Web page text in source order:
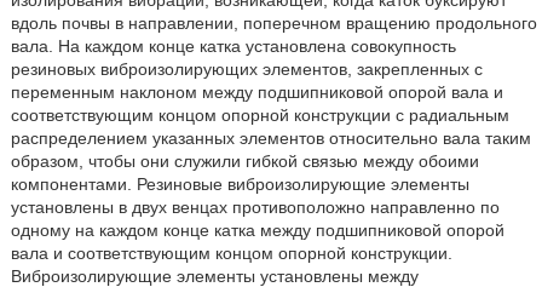
вдоль почвы в направлении, поперечном вращению продольного
вала. На каждом конце катка установлена совокупность
резиновых виброизолирующих элементов, закрепленных с
переменным наклоном между подшипниковой опорой вала и
соответствующим концом опорной конструкции с радиальным
распределением указанных элементов относительно вала таким
образом, чтобы они служили гибкой связью между обоими
компонентами. Резиновые виброизолирующие элементы
установлены в двух венцах противоположно направленно по
одному на каждом конце катка между подшипниковой опорой
вала и соответствующим концом опорной конструкции.
Виброизолирующие элементы установлены между